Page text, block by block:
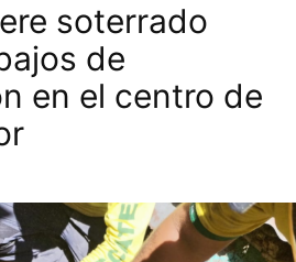
soterrado
de
en el centro de